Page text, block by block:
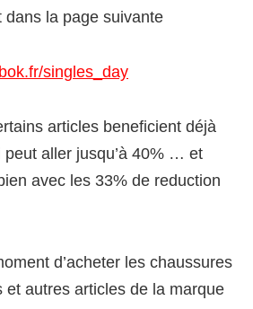
dans la page suivante
singles_day
articles beneficient déjà
peut aller jusqu’à 40% … et
avec les 33% de reduction
d’acheter les chaussures
et autres articles de la marque